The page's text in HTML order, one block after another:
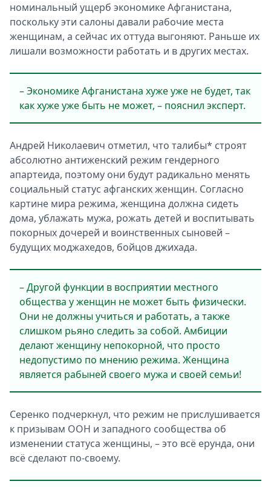
номинальный ущерб экономике Афганистана,
поскольку эти салоны давали рабочие места
женщинам, а сейчас их оттуда выгоняют. Раньше их
лишали возможности работать и в других местах.
– Экономике Афганистана хуже уже не будет, так
как хуже уже быть не может, – пояснил эксперт.
Андрей Николаевич отметил, что талибы* строят
абсолютно антиженский режим гендерного
апартеида, поэтому они будут радикально менять
социальный статус афганских женщин. Согласно
картине мира режима, женщина должна сидеть
дома, ублажать мужа, рожать детей и воспитывать
покорных дочерей и воинственных сыновей –
будущих моджахедов, бойцов джихада.
– Другой функции в восприятии местного
общества у женщин не может быть физически.
Они не должны учиться и работать, а также
слишком рьяно следить за собой. Амбиции
делают женщину непокорной, что просто
недопустимо по мнению режима. Женщина
является рабыней своего мужа и своей семьи!
Серенко подчеркнул, что режим не приcлушивается
к призывам ООН и западного сообщества об
изменении статуса женщины, – это всё ерунда, они
всё сделают по-своему.